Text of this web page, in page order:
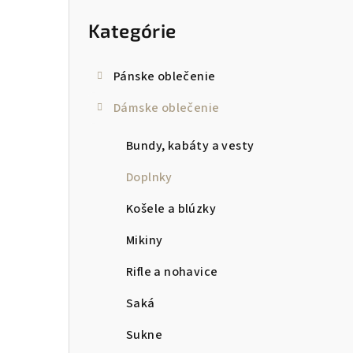
Kategórie
Pánske oblečenie
Dámske oblečenie
Bundy, kabáty a vesty
Doplnky
Košele a blúzky
Mikiny
Rifle a nohavice
Saká
Sukne